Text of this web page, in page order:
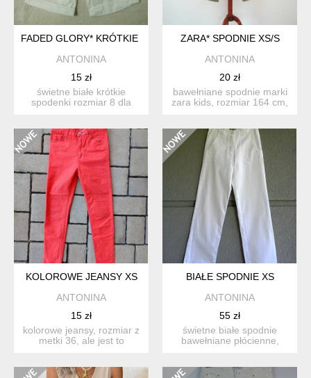
FADED GLORY* KRÓTKIE BIAŁE SPODENKI DLA
ANTONINA
15 zł
świetne białe krótkie
spodenki rozmiar 8 dla
ZARA* SPODNIE XS/S
ANTONINA
20 zł
bawełniane spodnie marki
zara kids, rozmiar 164 cm,
KOLOROWE JEANSY XS
ANTONINA
15 zł
kolorowe jeansy, rozmiar z
metki 36, ale jest to
BIAŁE SPODNIE XS
ANTONINA
55 zł
świetne białe spodnie
bawełniane płócienne,